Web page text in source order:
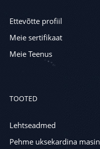
Ettevõtte profiil
Meie sertifikaat
Meie Teenus
TOOTED
Lehtseadmed
Pehme uksekardina masin